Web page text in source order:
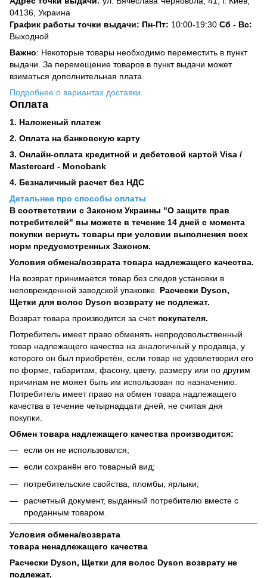
04136, Украина
График работы точки выдачи: Пн-Пт: 10:00-19:30 Сб - Вс:
Выходной
Важно: Некоторые товары необходимо переместить в пункт
выдачи. За перемещение товаров в пункт выдачи может
взиматься дополнительная плата.
Подробнее о вариантах доставки
Оплата
1. Наложеный платеж
2. Оплата на банковскую карту
3. Онлайн-оплата кредитной и дебетовой картой Visa /
Mastercard - Monobank
4. Безналичный расчет без НДС
Детальнее про способы оплаты
В соответствии с Законом Украины "О защите прав
потребителей" вы можете в течение 14 дней с момента
покупки вернуть товары при условии выполнения всех
норм предусмотренных Законом.
Условия обмена/возврата товара надлежащего качества.
На возврат принимается товар без следов установки в
неповрежденной заводской упаковке. Расчески Dyson,
Щетки для волос Dyson возврату не подлежат.
Возврат товара производится за счет покупателя.
Потребитель имеет право обменять непродовольственный
товар надлежащего качества на аналогичный у продавца, у
которого он был приобретён, если товар не удовлетворил его
по форме, габаритам, фасону, цвету, размеру или по другим
причинам не может быть им использован по назначению.
Потребитель имеет право на обмен товара надлежащего
качества в течение четырнадцати дней, не считая дня
покупки.
Обмен товара надлежащего качества производится:
если он не использовался;
если сохранён его товарный вид;
потребительские свойства, пломбы, ярлыки;
расчетный документ, выданный потребителю вместе с
проданным товаром.
Условия обмена/возврата
товара ненадлежащего качества
Расчески Dyson, Щетки для волос Dyson возврату не
подлежат.